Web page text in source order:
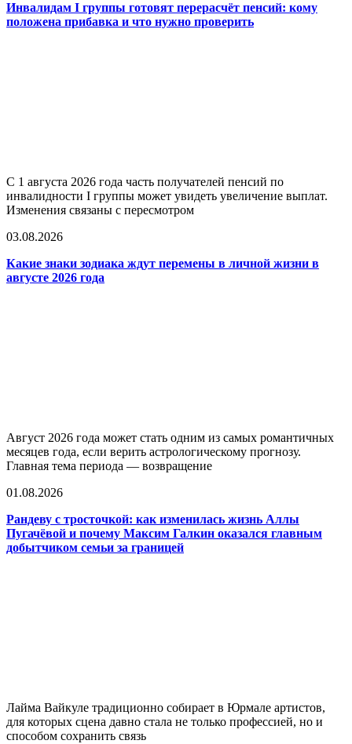
Инвалидам I группы готовят перерасчёт пенсий: кому
положена прибавка и что нужно проверить
С 1 августа 2026 года часть получателей пенсий по
инвалидности I группы может увидеть увеличение выплат.
Изменения связаны с пересмотром
03.08.2026
Какие знаки зодиака ждут перемены в личной жизни в
августе 2026 года
Август 2026 года может стать одним из самых романтичных
месяцев года, если верить астрологическому прогнозу.
Главная тема периода — возвращение
01.08.2026
Рандеву с тросточкой: как изменилась жизнь Аллы
Пугачёвой и почему Максим Галкин оказался главным
добытчиком семьи за границей
Лайма Вайкуле традиционно собирает в Юрмале артистов,
для которых сцена давно стала не только профессией, но и
способом сохранить связь